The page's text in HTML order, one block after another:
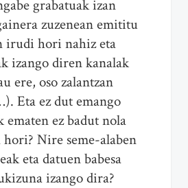
grabatuak izan
zuzenean emititu
irudi hori nahiz eta
izango diren kanalak
ere, oso zalantzan
Eta ez dut emango
ematen ez badut nola
Nire seme-alaben
eta datuen babesa
izango dira?